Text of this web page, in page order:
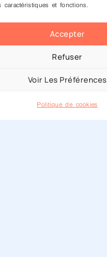
caractéristiques et fonctions.
Accepter
Refuser
Voir Les Préférences
Politique de cookies